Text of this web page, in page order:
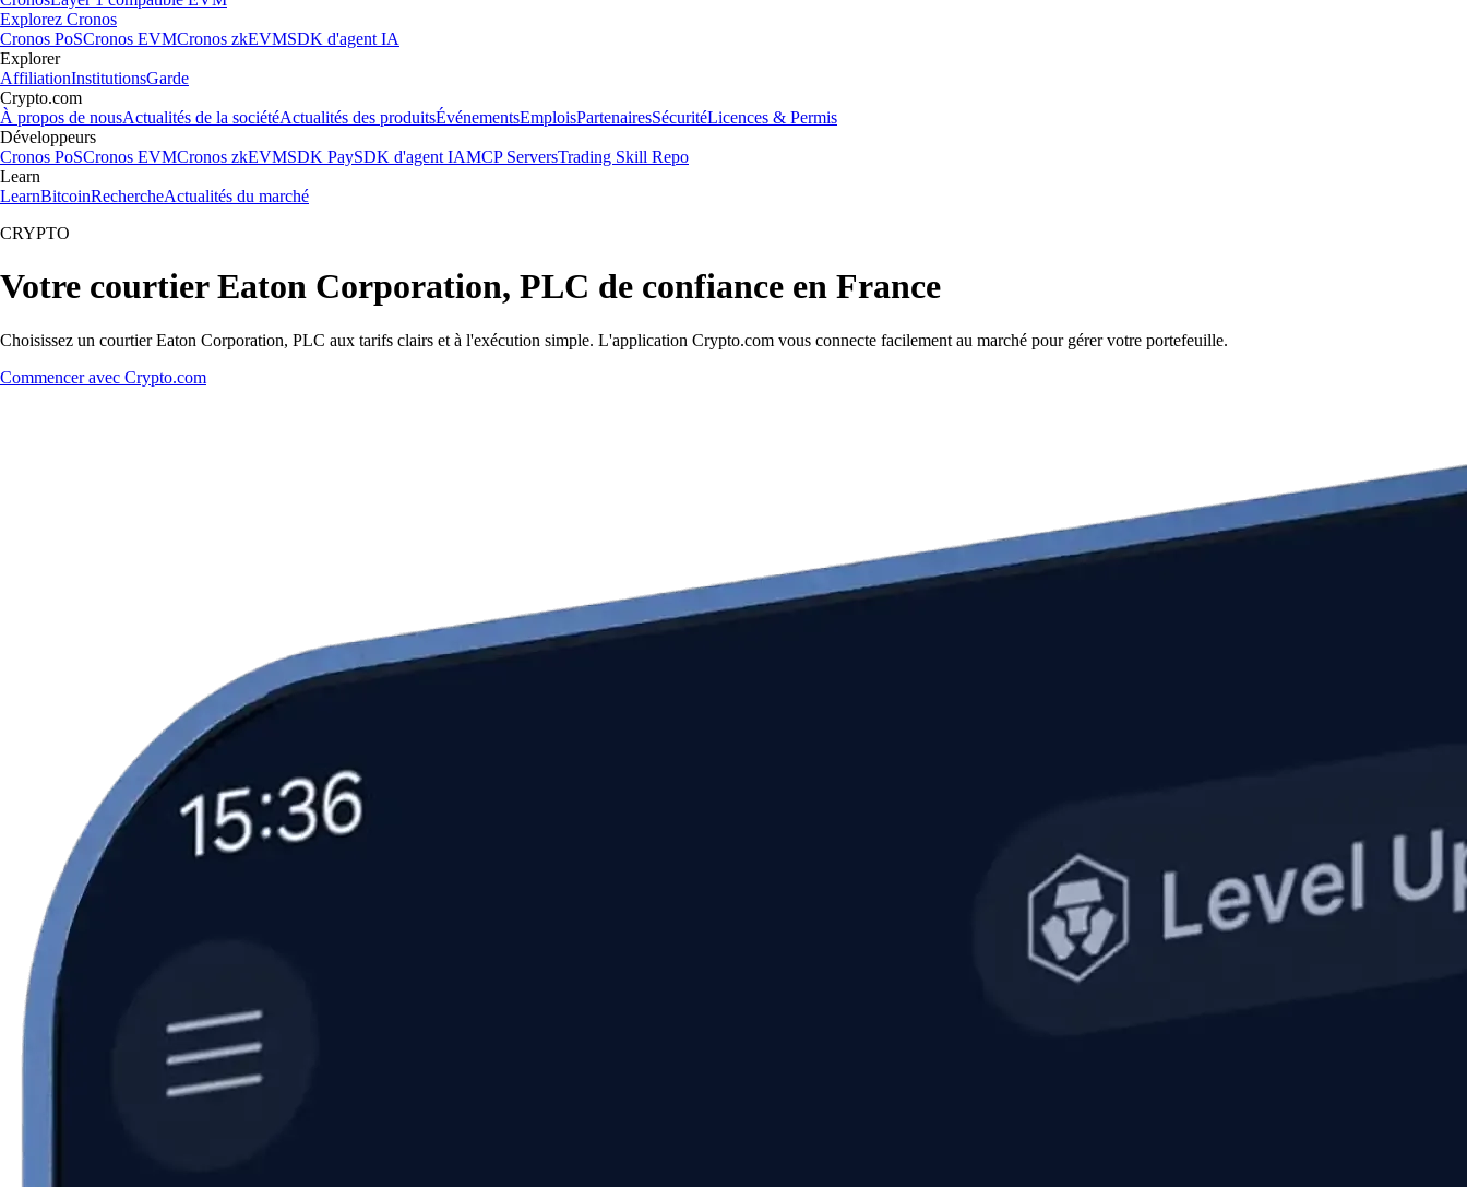
Explorez Cronos
Cronos PoSCronos EVMCronos zkEVMSDK d'agent IA
Explorer
AffiliationInstitutionsGarde
Crypto.com
À propos de nousActualités de la sociétéActualités des produitsÉvénementsEmploisPartenairesSécuritéLicences & Permis
Développeurs
Cronos PoSCronos EVMCronos zkEVMSDK PaySDK d'agent IAMCP ServersTrading Skill Repo
Learn
LearnBitcoinRechercheActualités du marché
CRYPTO
Votre courtier Eaton Corporation, PLC de confiance en France
Choisissez un courtier Eaton Corporation, PLC aux tarifs clairs et à l'exécution simple. L'application Crypto.com vous connecte facilement au marché pour gérer votre portefeuille.
Commencer avec Crypto.com